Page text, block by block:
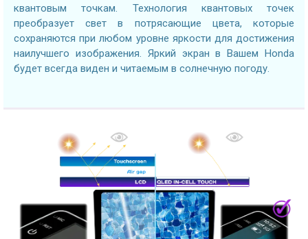
квантовым точкам. Технология квантовых точек
преобразует свет в потрясающие цвета, которые
сохраняются при любом уровне яркости для достижения
наилучшего изображения. Яркий экран в Вашем Honda
будет всегда виден и читаемым в солнечную погоду.